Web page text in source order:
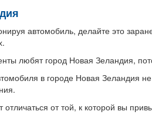
автомобиль, делайте это
любят город Новая Зеландия,
в городе Новая Зеландия
от той, к которой вы